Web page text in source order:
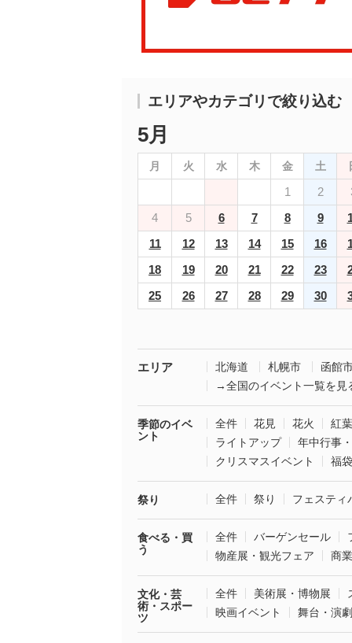
エリアやカテゴリで絞り込む
5月
月 火 水 木 金 土
1 2
4
5 6 7 8 9
11
12 13 14 15 16
18
19 20 21 22 23
25
26 27 28 29 30
エリア 北海道 札幌市
函館
→全国のイベント一覧を見
季節のイベ
ント
全件 花見 花火
紅葉
ライトアップ
年中行事
クリスマスイベント
福
祭り 全件 祭り フェスティ
食べる・買
う
全件 バーゲンセール
物産展・観光フェア
商
文化・芸
術・スポー
ツ
全件 美術展・博物展
映画イベント
舞台・演劇